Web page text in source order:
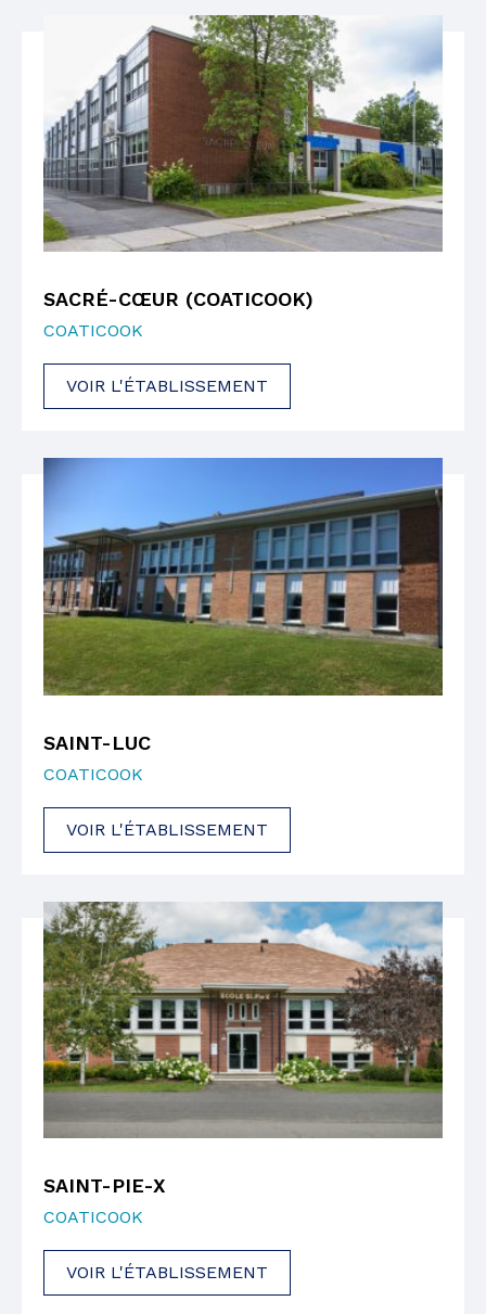
SACRÉ-CŒUR (COATICOOK)
COATICOOK
VOIR L'ÉTABLISSEMENT
SAINT-LUC
COATICOOK
VOIR L'ÉTABLISSEMENT
SAINT-PIE-X
COATICOOK
VOIR L'ÉTABLISSEMENT